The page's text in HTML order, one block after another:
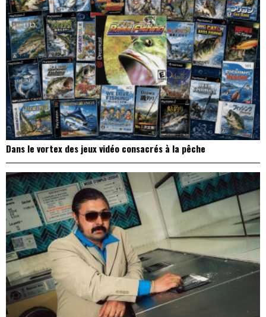
Dans le vortex des jeux vidéo consacrés à la pêche